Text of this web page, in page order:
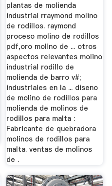
plantas de molienda
industrial rraymond molino
de rodillos. raymond
proceso molino de rodillos
pdf,oro molino de ... otros
aspectos relevantes molino
industrial rodillo de
molienda de barro v#;
industriales en la ... diseno
de molino de rodillos para
molienda de molinos de
rodillos para malta :
Fabricante de quebradora
molinos de rodillos para
malta. ventas de molinos
de .